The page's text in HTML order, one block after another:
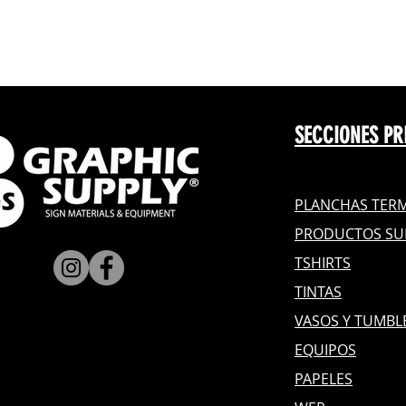
SECCIONES
PLANCHAS
PRODUCTOS
TSHIRTS
TINTAS
VASOS Y
EQUIPOS
PAPELES